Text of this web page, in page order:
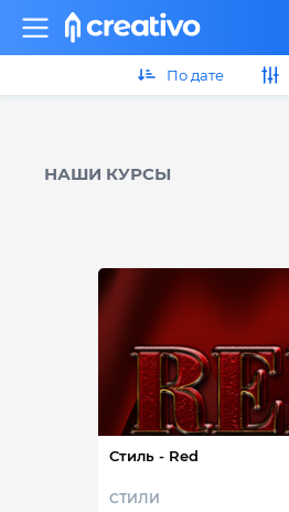
По дате
НАШИ КУРСЫ
Стиль - Red
СТИЛИ